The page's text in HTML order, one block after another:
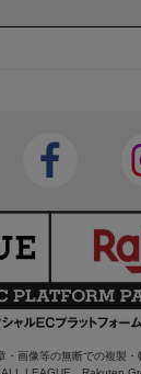
画像等の無断での複製・